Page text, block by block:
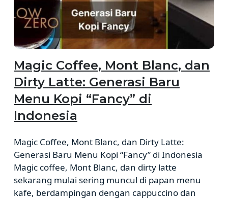
Magic Coffee, Mont Blanc, dan
Dirty Latte: Generasi Baru
Menu Kopi “Fancy” di
Indonesia
Magic Coffee, Mont Blanc, dan Dirty Latte:
Generasi Baru Menu Kopi “Fancy” di Indonesia
Magic coffee, Mont Blanc, dan dirty latte
sekarang mulai sering muncul di papan menu
kafe, berdampingan dengan cappuccino dan